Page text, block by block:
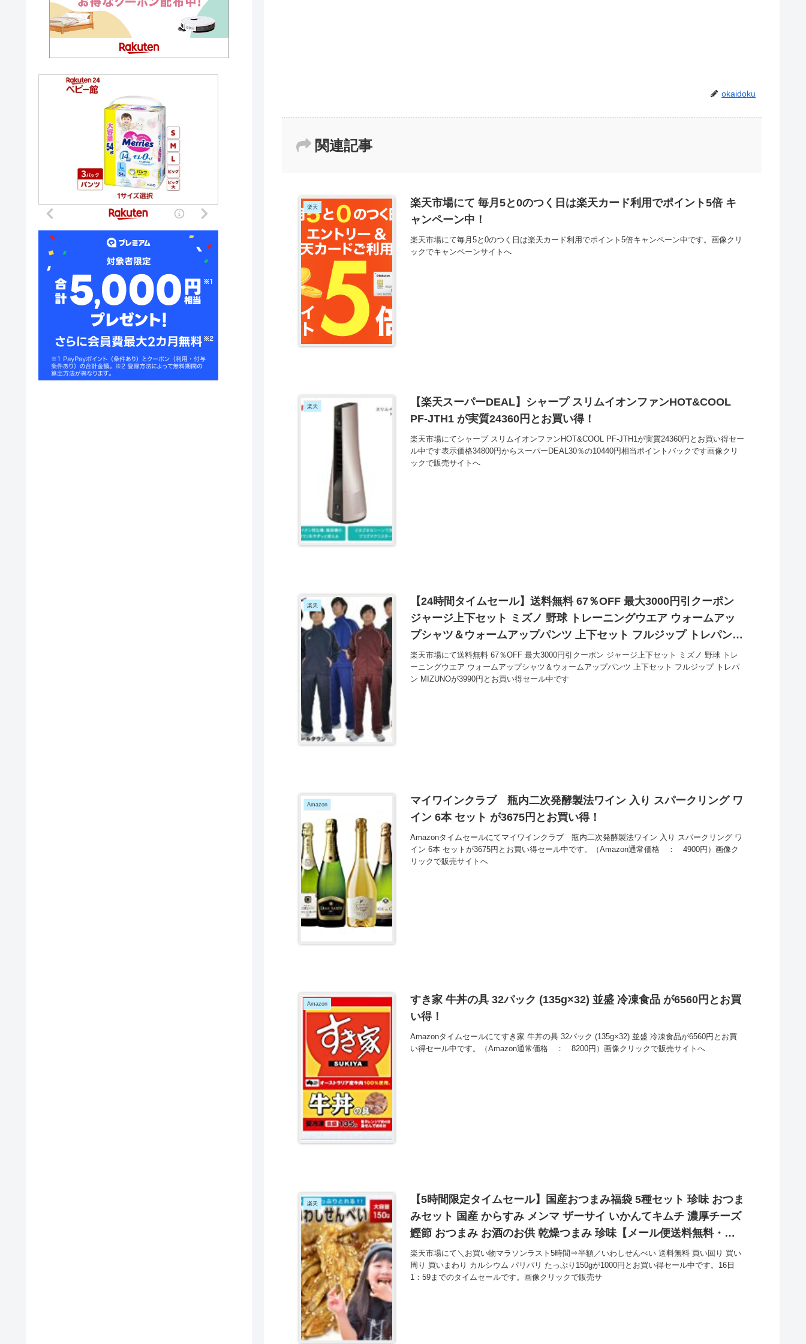
okaidoku
関連記事
楽天
楽天市場にて 毎月5と0のつく日は楽天カード利用でポイント5倍 キ
ャンペーン中！
楽天市場にて毎月5と0のつく日は楽天カード利用でポイント5倍キャンペーン中です。画像クリ
ックでキャンペーンサイトへ
楽天
【楽天スーパーDEAL】シャープ スリムイオンファンHOT&COOL
PF-JTH1 が実質24360円とお買い得！
楽天市場にてシャープ スリムイオンファンHOT&COOL PF-JTH1が実質24360円とお買い得セー
ル中です表示価格34800円からスーパーDEAL30％の10440円相当ポイントバックです画像クリ
ックで販売サイトへ
楽天
【24時間タイムセール】送料無料 67％OFF 最大3000円引クーポン
ジャージ上下セット ミズノ 野球 トレーニングウエア ウォームアッ
プシャツ＆ウォームアップパンツ 上下セット フルジップ トレパン
MIZUNO が3990円とお買い得！
楽天市場にて送料無料 67％OFF 最大3000円引クーポン ジャージ上下セット ミズノ 野球 トレ
ーニングウエア ウォームアップシャツ＆ウォームアップパンツ 上下セット フルジップ トレパ
ン MIZUNOが3990円とお買い得セール中です
Amazon
マイワインクラブ 瓶内二次発酵製法ワイン 入り スパークリング ワ
イン 6本 セット が3675円とお買い得！
Amazonタイムセールにてマイワインクラブ 瓶内二次発酵製法ワイン 入り スパークリング ワ
イン 6本 セットが3675円とお買い得セール中です。（Amazon通常価格 ： 4900円）画像ク
リックで販売サイトへ
Amazon
すき家 牛丼の具 32パック (135g×32) 並盛 冷凍食品 が6560円とお買
い得！
Amazonタイムセールにてすき家 牛丼の具 32パック (135g×32) 並盛 冷凍食品が6560円とお買
い得セール中です。（Amazon通常価格 ： 8200円）画像クリックで販売サイトへ
楽天
【5時間限定タイムセール】国産おつまみ福袋 5種セット 珍味 おつま
みセット 国産 からすみ メンマ ザーサイ いかんてキムチ 濃厚チーズ
鰹節 おつまみ お酒のお供 乾燥つまみ 珍味【メール便送料無料・代
引不可】 が2700円とお買い得！
楽天市場にて＼お買い物マラソンラスト5時間⇒半額／いわしせんべい 送料無料 買い回り 買い
周り 買いまわり カルシウム パリパリ たっぷり150gが1000円とお買い得セール中です。16日
1：59までのタイムセールです。画像クリックで販売サ